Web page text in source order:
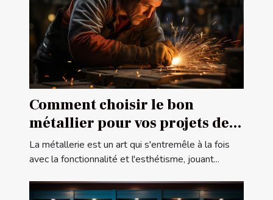
Comment choisir le bon
métallier pour vos projets de
construction ou de rénovation
La métallerie est un art qui s'entremêle à la fois
avec la fonctionnalité et l'esthétisme, jouant...